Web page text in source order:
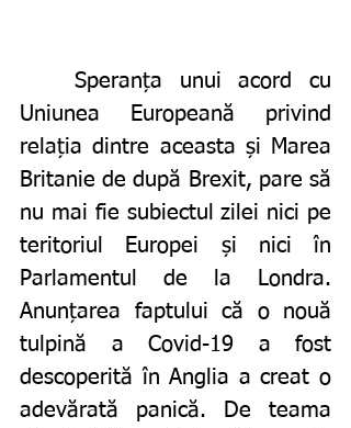
Uniunea Europeană privind
relația dintre aceasta și Marea
Britanie de după Brexit, pare să
nu mai fie subiectul zilei nici pe
teritoriul Europei și nici în
Parlamentul de la Londra.
Anunțarea faptului că o nouă
tulpină a Covid-19 a fost
descoperită în Anglia a creat o
adevărată panică. De teama